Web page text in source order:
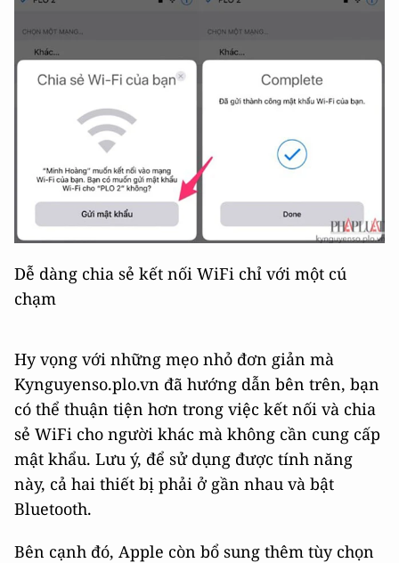
Dễ dàng chia sẻ kết nối WiFi chỉ với một cú
chạm
Hy vọng với những mẹo nhỏ đơn giản mà
Kynguyenso.plo.vn đã hướng dẫn bên trên, bạn
có thể thuận tiện hơn trong việc kết nối và chia
sẻ WiFi cho người khác mà không cần cung cấp
mật khẩu. Lưu ý, để sử dụng được tính năng
này, cả hai thiết bị phải ở gần nhau và bật
Bluetooth.
Bên cạnh đó, Apple còn bổ sung thêm tùy chọn